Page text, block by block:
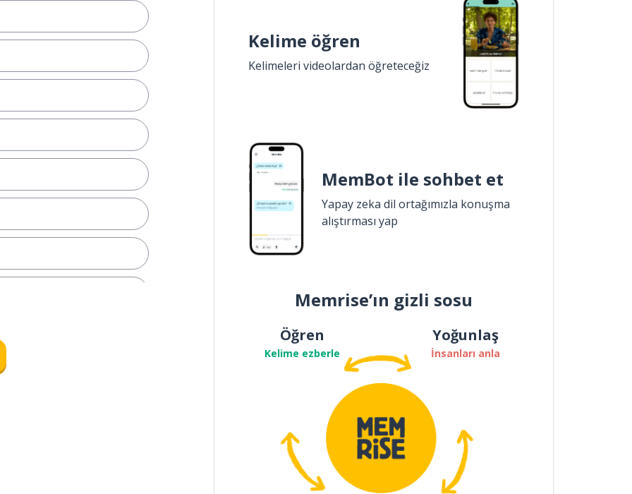
Kelime öğren
Kelimeleri videolardan öğreteceğiz
MemBot ile sohbet et
Yapay zeka dil ortağımızla konuşma
alıştırması yap
Memrise’ın gizli sosu
Öğren
Kelime ezberle
Yoğunlaş
İnsanları anla